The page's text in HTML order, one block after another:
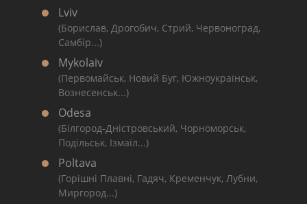
Lviv
(Борислав, Дрогобич, Стрий, Червоноград,
Самбір...)
Mykolaiv
(Первомайськ, Новий Буг, Южноукраїнськ,
Вознесенськ...)
Odesa
(Білгород-Дністровський, Чорноморськ,
Подільськ, Ізмаїл...)
Poltava
(Горішні Плавні, Гадяч, Кременчук, Лубни,
Миргород...)